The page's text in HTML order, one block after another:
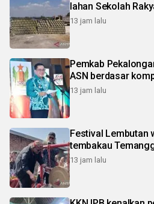
lahan Sekolah
13 jam lalu
Pemkab
ASN berdasar
13 jam lalu
Festival Lembutan
tembakau
13 jam lalu